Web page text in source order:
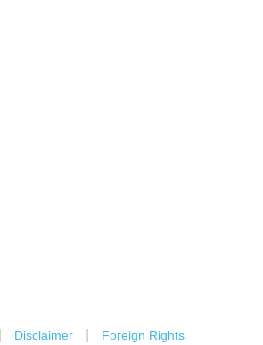
Disclaimer Foreign Rights